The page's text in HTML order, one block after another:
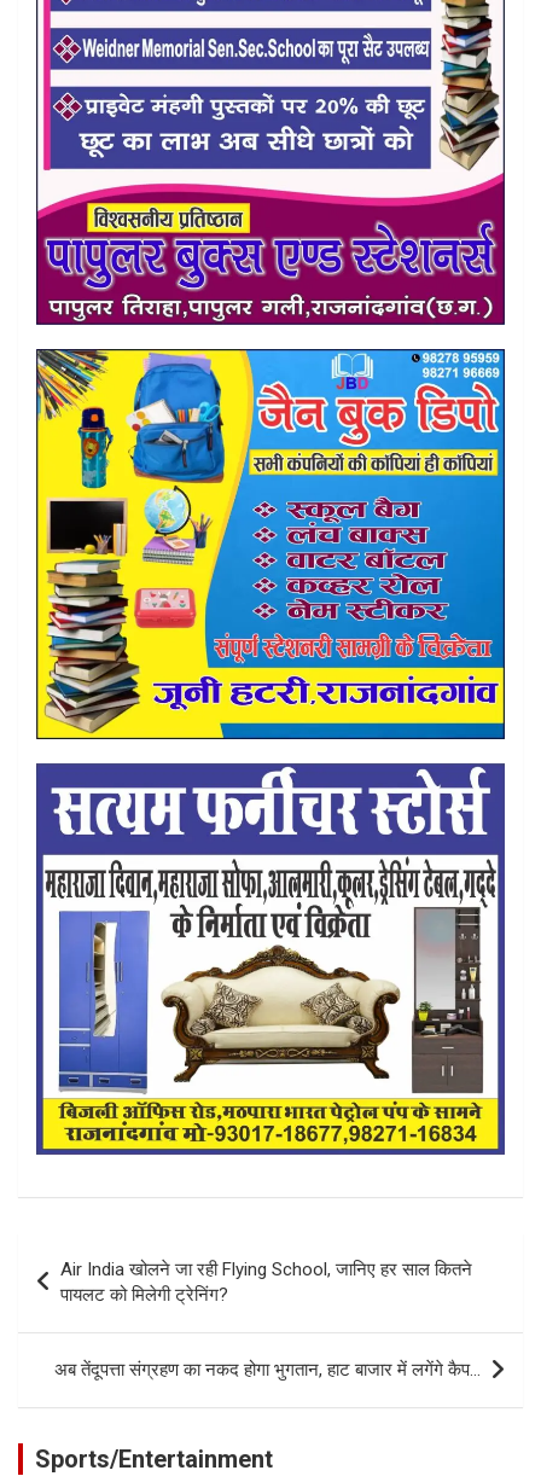
navigation
Air India खोलने जा रही Flying School, जानिए हर साल कितने
पायलट को मिलेगी ट्रेनिंग?
अब तेंदूपत्ता संग्रहण का नकद होगा भुगतान, हाट बाजार में लगेंगे कैप…
Sports/Entertainment